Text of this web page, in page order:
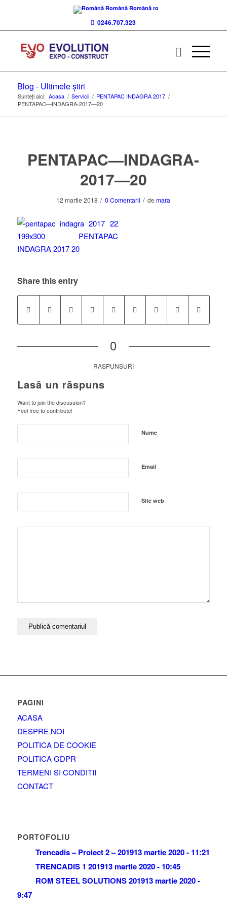
Română Română ro
0246.707.323
Blog - Ultimele știri
Sunteți aici: Acasa / Servicii / PENTAPAC INDAGRA 2017 /
PENTAPAC—INDAGRA-2017—20
PENTAPAC—INDAGRA-
2017—20
12 martie 2018 / 0 Comentarii / demara
Share this entry
0
RASPUNSURI
Lasă un răspuns
Want to join the discussion?
Feel free to contribute!
Nume
Email
Site web
PAGINI
ACASA
DESPRE NOI
POLITICA DE COOKIE
POLITICA GDPR
TERMENI SI CONDITII
CONTACT
PORTOFOLIU
Trencadis – Proiect 2 – 201913 martie 2020 - 11:21
TRENCADIS 1 201913 martie 2020 - 10:45
ROM STEEL SOLUTIONS 201913 martie 2020 -
9:47